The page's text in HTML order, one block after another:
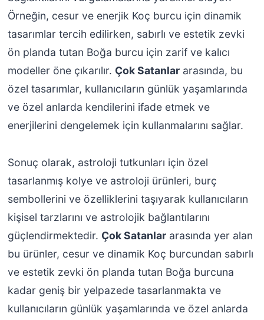
:
4
9
9
.
9
t
:
4
9
.
9
0
t
:
9
9
.
9
0
t
:
1
.
9
₺
Örneğin, cesur ve enerjik Koç burcu için dinamik
tasarımlar tercih edilirken, sabırlı ve estetik zevki
ön planda tutan Boğa burcu için zarif ve kalıcı
modeller öne çıkarılır. Çok Satanlararasında, bu
özel tasarımlar, kullanıcıların günlük yaşamlarında
ve özel anlarda kendilerini ifade etmek ve
enerjilerini dengelemek için kullanmalarını sağlar.
Sonuç olarak, astroloji tutkunları için özel
tasarlanmış kolye ve astroloji ürünleri, burç
sembollerini ve özelliklerini taşıyarak kullanıcıların
kişisel tarzlarını ve astrolojik bağlantılarını
güçlendirmektedir. Çok Satanlararasında yer alan
bu ürünler, cesur ve dinamik Koç burcundan sabırlı
ve estetik zevki ön planda tutan Boğa burcuna
kadar geniş bir yelpazede tasarlanmakta ve
kullanıcıların günlük yaşamlarında ve özel anlarda